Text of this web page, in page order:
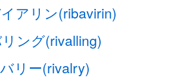
アリン(ribavirin)
ング(rivalling)
リー(rivalry)